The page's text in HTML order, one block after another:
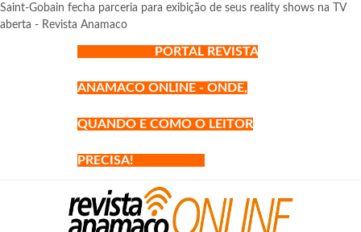
Saint-Gobain fecha parceria para exibição de seus reality shows na TV
aberta - Revista Anamaco
PORTAL REVISTA
ANAMACO ONLINE - ONDE,
QUANDO E COMO O LEITOR
PRECISA!